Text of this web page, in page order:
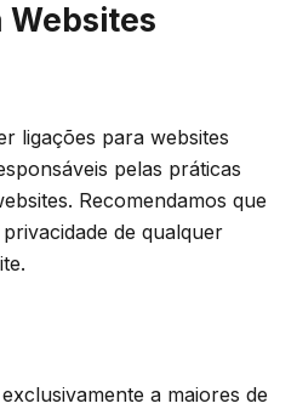
Websites
ligações para websites
pelas práticas
Recomendamos que
de qualquer
a maiores de